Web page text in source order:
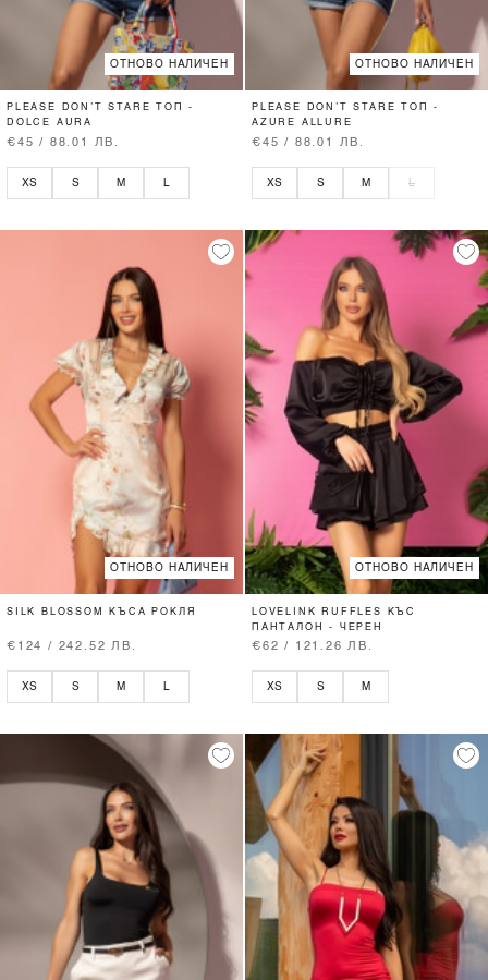
ОТНОВО НАЛИЧЕН
PLEASE DON’T STARE ТОП -
DOLCE AURA
€45 / 88.01 ЛВ.
XS S M
ОТНОВО НАЛИЧЕН
PLEASE DON’T STARE ТОП -
AZURE ALLURE
€45 / 88.01 ЛВ.
XS S M L
ОТНОВО НАЛИЧЕН
SILK BLOSSOM КЪСА РОКЛЯ
€124 / 242.52 ЛВ.
XS S M L
ОТНОВО НАЛИЧЕН
LOVELINK RUFFLES КЪС
ПАНТАЛОН - ЧЕРЕН
€62 / 121.26 ЛВ.
XS S M